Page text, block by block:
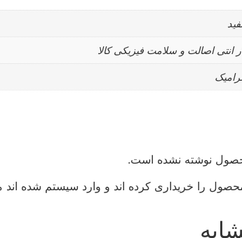
انتی اصالت و سلامت فیزیکی کالا
نوشته نشده است.
را خریداری کرده اند و وارد سیستم شده اند